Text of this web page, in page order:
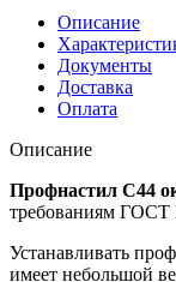
Описание
Документы
Доставка
Оплата
Описание
Профнастил С44
требованиям ГОСТ
Устанавливать
имеет небольшой